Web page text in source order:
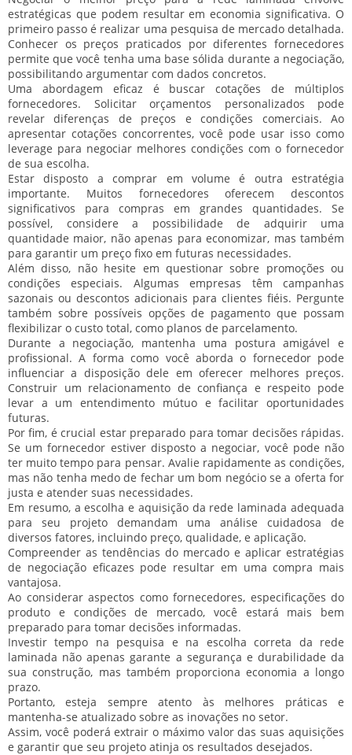
estratégicas que podem resultar emeconomia significativa. O
primeiro passo é realizar uma pesquisa de mercado detalhada.
Conhecer os preços praticados por diferentes fornecedores
permite que você tenha uma base sólida durante a negociação,
possibilitando argumentar com dados concretos.
Uma abordagem eficaz é buscarcotações de múltiplos
fornecedores. Solicitar orçamentos personalizados pode
revelar diferenças de preços e condições comerciais. Ao
apresentar cotações concorrentes, você pode usar isso como
leverage para negociar melhores condições com o fornecedor
de sua escolha.
Estar disposto acomprar em volume é outra estratégia
importante. Muitos fornecedores oferecem descontos
significativos para compras em grandes quantidades. Se
possível, considere a possibilidade de adquirir uma
quantidade maior, não apenas para economizar, mas também
para garantir um preço fixo em futuras necessidades.
Além disso, não hesite em questionar sobre promoções ou
condições especiais. Algumas empresas têm campanhas
sazonais ou descontos adicionais para clientes fiéis. Pergunte
também sobre possíveis opções de pagamento que possam
flexibilizar o custo total, como planos de parcelamento.
Durante a negociação, mantenha uma postura amigável e
profissional. A forma como você aborda o fornecedor pode
influenciar a disposição dele em oferecer melhores preços.
Construir um relacionamento de confiança e respeito pode
levar a um entendimento mútuo e facilitar oportunidades
futuras.
Por fim, é crucial estar preparado paratomar decisões rápidas.
Se um fornecedor estiver disposto a negociar, você pode não
ter muito tempo para pensar. Avalie rapidamente as condições,
mas não tenha medo de fechar um bom negóciose a oferta for
justa e atender suas necessidades.
Em resumo, a escolha e aquisição da rede laminada adequada
para seu projeto demandam uma análise cuidadosa de
diversos fatores, incluindo preço, qualidade, e aplicação.
Compreender as tendências do mercado e aplicar estratégias
de negociação eficazes pode resultar em uma compra mais
vantajosa.
Ao considerar aspectos como fornecedores, especificações do
produto e condições de mercado, você estará mais bem
preparado para tomar decisões informadas.
Investir tempo na pesquisa e na escolha correta da rede
laminada não apenas garante a segurança e durabilidade da
sua construção, mas também proporciona economia a longo
prazo.
Portanto, esteja sempre atento às melhores práticas e
mantenha-se atualizado sobre as inovações no setor.
Assim, você poderá extrair o máximo valor das suas aquisições
e garantir que seu projeto atinja os resultados desejados.